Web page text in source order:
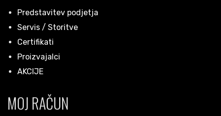
Predstavitev podjetja
Servis / Storitve
Certifikati
Proizvajalci
AKCIJE
MOJ RAČUN